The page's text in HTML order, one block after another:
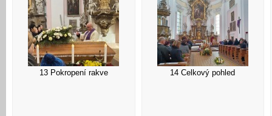
13 Pokropení rakve 14 Celkový pohled